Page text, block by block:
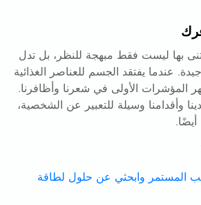
بها ليست فقط مبهجة للنظر، بل تدل
عندما يفتقد الجسم للعناصر الغذائية
المؤشرات الأولى في شعرنا وأظافرنا.
وأقدامنا وسيلة للتعبير عن الشخصية،